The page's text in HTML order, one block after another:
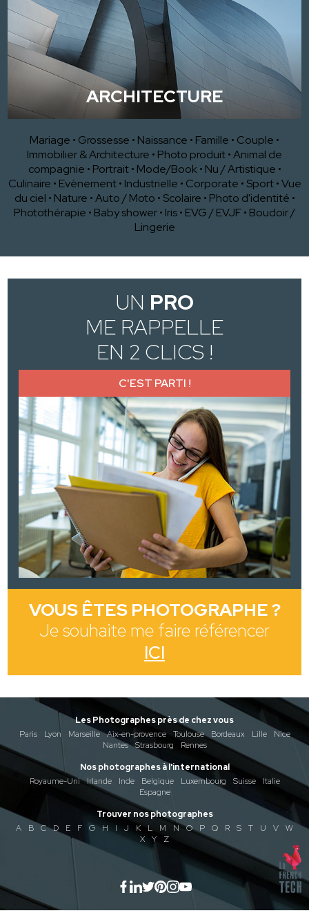
ARCHITECTURE
Mariage • Grossesse • Naissance • Famille • Couple •
Immobilier & Architecture • Photo produit•Animal de
compagnie • Portrait • Mode/Book • Nu / Artistique •
Culinaire • Evènement • Industrielle • Corporate • Sport •Vue
du ciel • Nature •Auto / Moto • Scolaire • Photo d'identité •
Photothérapie • Baby shower• Iris• EVG / EVJF• Boudoir /
Lingerie
UN PRO
ME RAPPELLE
EN 2 CLICS !
C'EST PARTI !
VOUS ÊTES PHOTOGRAPHE ?
Je souhaite me faire référencer
ICI
Les Photographes près de chez vous
Paris
Lyon Marseille Aix-en-provence Toulouse Bordeaux Lille
Nice
Nantes
Strasbourg
Rennes
Nos photographes à l'international
Royaume-Uni
Irlande Inde Belgique Luxembourg Suisse
Italie
Espagne
Trouver nos photographes
A
B C D E F G H I J K L M N O P Q R S T U V
W
X
Y Z